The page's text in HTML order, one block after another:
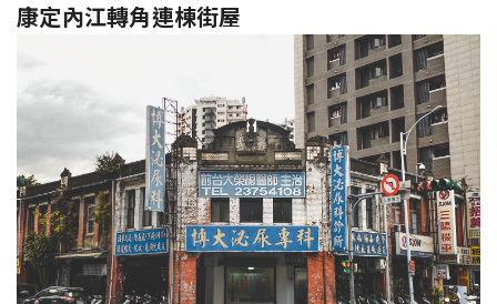
康定內江轉角連棟街屋